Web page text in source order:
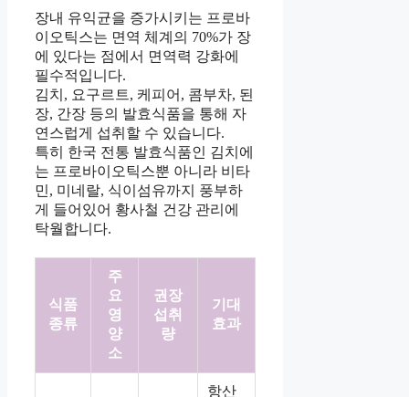
장내 유익균을 증가시키는 프로바
이오틱스는 면역 체계의 70%가 장
에 있다는 점에서 면역력 강화에
필수적입니다.
김치, 요구르트, 케피어, 콤부차, 된
장, 간장 등의 발효식품을 통해 자
연스럽게 섭취할 수 있습니다.
특히 한국 전통 발효식품인 김치에
는 프로바이오틱스뿐 아니라 비타
민, 미네랄, 식이섬유까지 풍부하
게 들어있어 황사철 건강 관리에
탁월합니다.
식품
종류
주
요
영
양
소
권장
섭취
량
기대
효과
항산